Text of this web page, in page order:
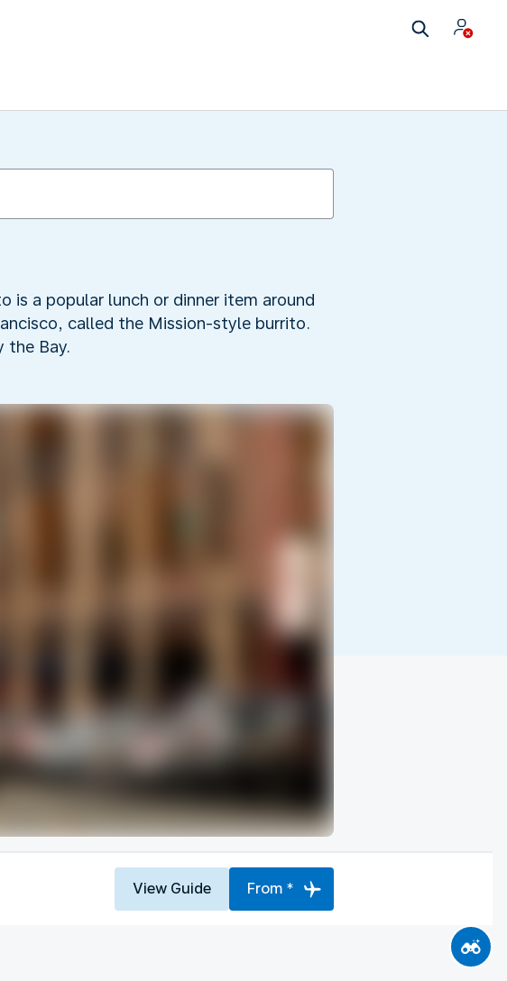
is a popular lunch or dinner item around
called the Mission-style burrito.
the Bay.
View Guide From *